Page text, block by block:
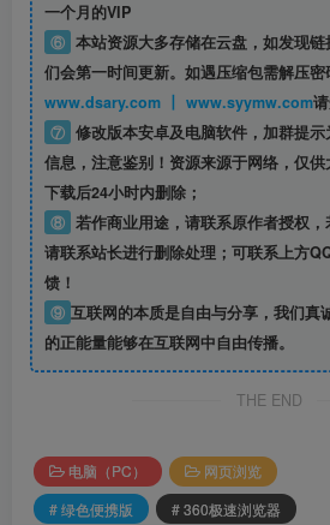
一个月的VIP
⑥ 本站资源大多存储在云盘，如发现
们会第一时间更新。如遇压缩包需解压密
www.dsary.com 丨 www.syymw.com
⑦ 修改版本安卓及电脑软件，加群提示
信息，注意鉴别！资源来源于网络，仅
下载后24小时内删除；
⑧ 若作商业用途，请联系原作者授权
请联系站长进行删除处理；可联系上方
馈！
⑨ 互联网的本质是自由与分享，我们真
的正能量能够在互联网中自由传播。
THE END
电脑（PC）
网页浏览
# 绿色便携版
# 360极速浏览器